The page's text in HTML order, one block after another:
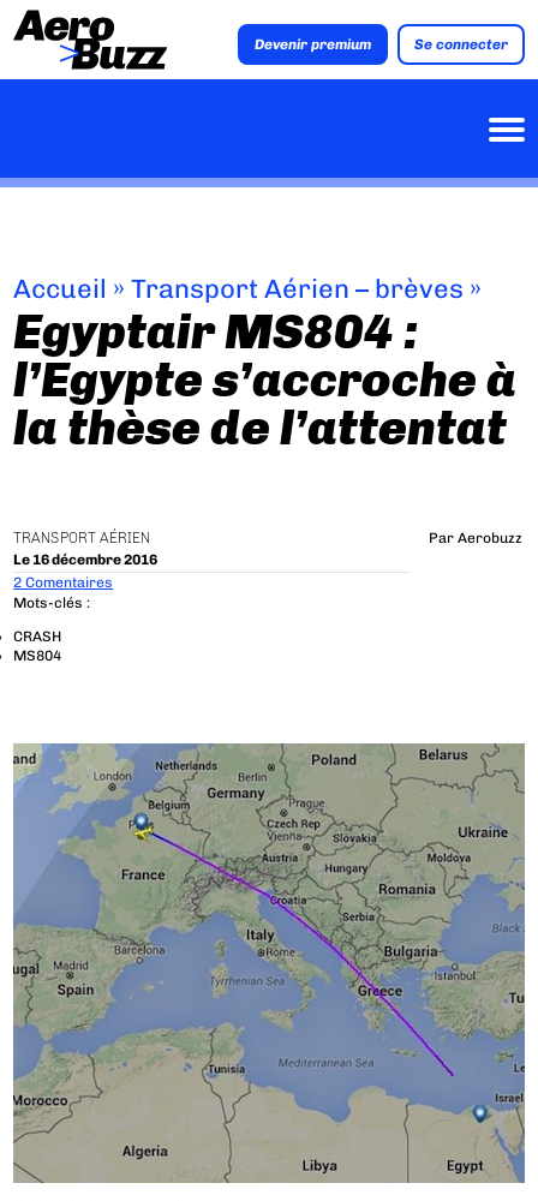
Devenir premium Se connecter
Accueil »Transport Aérien – brèves »
Egyptair MS804 :
l’Egypte s’accroche à
la thèse de l’attentat
TRANSPORT AÉRIEN
Le 16 décembre 2016
Par Aerobuzz
2 Comentaires
Mots-clés :
CRASH
MS804